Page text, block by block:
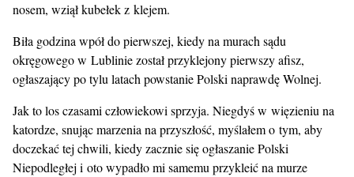
nosem, wziął kubełek z klejem.
Biła godzina wpół do pierwszej, kiedy na murach sądu
okręgowego w Lublinie został przyklejony pierwszy afisz,
ogłaszający po tylu latach powstanie Polski naprawdę Wolnej.
Jak to los czasami człowiekowi sprzyja. Niegdyś w więzieniu na
katordze, snując marzenia na przyszłość, myślałem o tym, aby
doczekać tej chwili, kiedy zacznie się ogłaszanie Polski
Niepodległej i oto wypadło mi samemu przykleić na murze